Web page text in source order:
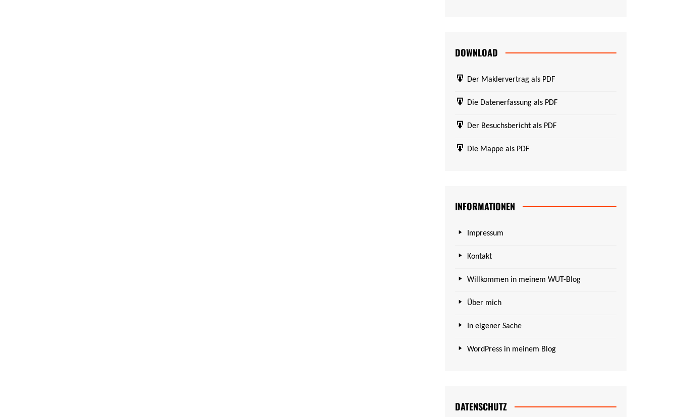
DOWNLOAD
Der Maklervertrag als PDF
Die Datenerfassung als PDF
Der Besuchsbericht als PDF
Die Mappe als PDF
INFORMATIONEN
Impressum
Kontakt
Willkommen in meinem WUT-Blog
Über mich
In eigener Sache
WordPress in meinem Blog
DATENSCHUTZ